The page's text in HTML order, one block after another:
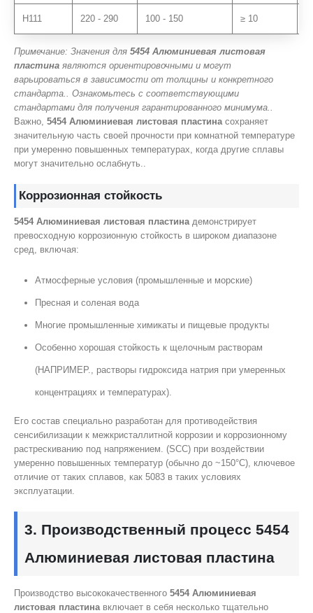
H111 220 - 290 100 - 150 ≥ 10
Примечание: Значения для 5454 Алюминиевая листовая
пластина являются ориентировочными и могут
варьироваться в зависимости от толщины и конкретного
стандарта.. Ознакомьтесь с соответствующими
стандартами для получения гарантированного минимума..
Важно, 5454 Алюминиевая листовая пластинасохраняет
значительную часть своей прочности при комнатной температуре
при умеренно повышенных температурах, когда другие сплавы
могут значительно ослабнуть..
Коррозионная стойкость
5454 Алюминиевая листовая пластина демонстрирует
превосходную коррозионную стойкость в широком диапазоне
сред, включая:
Атмосферные условия (промышленные и морские)
Пресная и соленая вода
Многие промышленные химикаты и пищевые продукты
Особенно хорошая стойкость к щелочным растворам
(НАПРИМЕР., растворы гидроксида натрия при умеренных
концентрациях и температурах).
Его состав специально разработан для противодействия
сенсибилизации к межкристаллитной коррозии и коррозионному
растрескиванию под напряжением. (SCC) при воздействии
умеренно повышенных температур (обычно до ~150°C), ключевое
отличие от таких сплавов, как 5083 в таких условиях
эксплуатации.
3. Производственный процесс 5454
Алюминиевая листовая пластина
Производство высококачественного 5454 Алюминиевая
листовая пластина включает в себя несколько тщательно